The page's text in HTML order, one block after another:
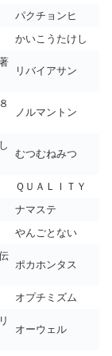
パクチョンヒ
かいこうたけし
リバイアサン
ノルマントン
むつむねみつ
ＱＵＡＬＩＴＹ
ナマステ
やんごとない
ポカホンタス
オプチミズム
オーウェル